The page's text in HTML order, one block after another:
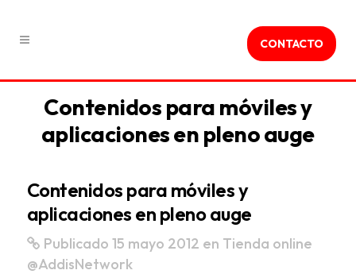
CONTACTO
Contenidos para móviles y
aplicaciones en pleno auge
Contenidos para móviles y
aplicaciones en pleno auge
Publicado 15 mayo 2012 en Tienda online
@AddisNetwork